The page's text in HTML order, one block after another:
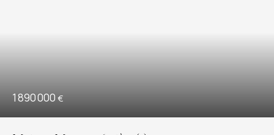
1 890 000 €